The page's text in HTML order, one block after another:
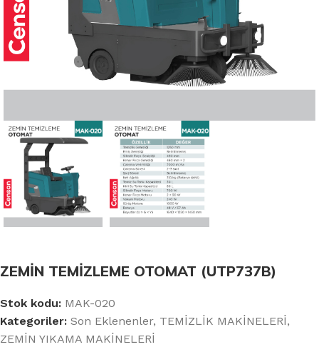
ZEMİN TEMİZLEME OTOMAT (UTP737B)
Stok kodu: MAK-020
Kategoriler: Son Eklenenler, TEMİZLİK MAKİNELERİ,
ZEMİN YIKAMA MAKİNELERİ